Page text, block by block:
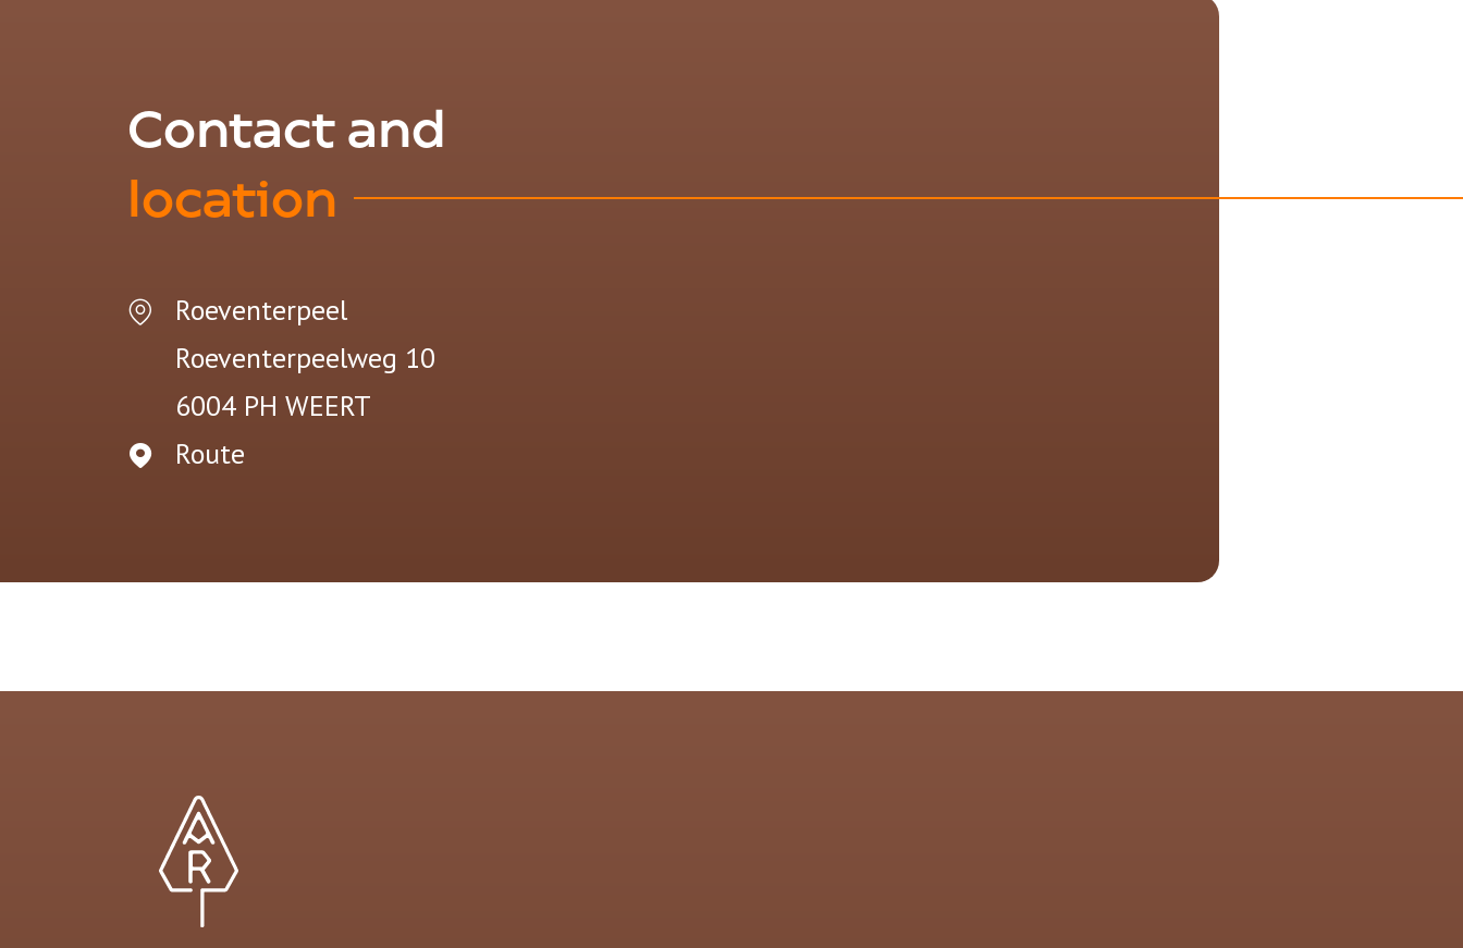
Contact and
location
Roeventerpeel
Roeventerpeelweg 10
6004 PH WEERT
Route